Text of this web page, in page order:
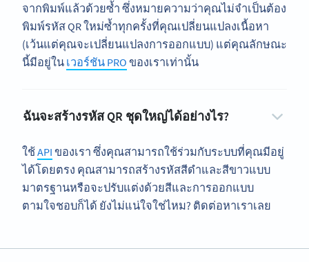
จากพิมพ์แล้วด้วยซ้ำ ซึ่งหมายความว่าคุณไม่จำเป็นต้อง
พิมพ์รหัส QR ใหม่ซ้ำทุกครั้งที่คุณเปลี่ยนแปลงเนื้อหา
(เว้นแต่คุณจะเปลี่ยนแปลงการออกแบบ) แต่คุณลักษณะ
นี้มีอยู่ใน เวอร์ชัน PRO ของเราเท่านั้น
ฉันจะสร้างรหัส QR ชุดใหญ่ได้อย่างไร?
ใช้API ของเรา ซึ่งคุณสามารถใช้ร่วมกับระบบที่คุณมีอยู่
ได้โดยตรง คุณสามารถสร้างรหัสสีดำและสีขาวแบบ
มาตรฐานหรือจะปรับแต่งด้วยสีและการออกแบบ
ตามใจชอบก็ได้ ยังไม่แน่ใจใช่ไหม? ติดต่อหาเราเลย